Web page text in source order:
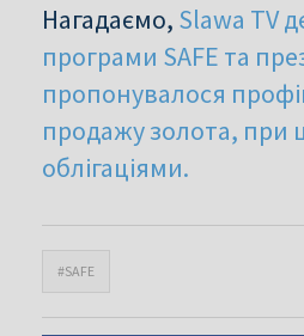
Нагадаємо, Slawa TV
програми SAFE та
пропонувалося
продажу золота, при
облігаціями.
#SAFE